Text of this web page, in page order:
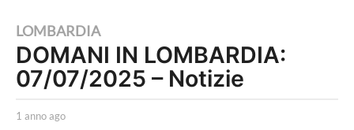
1
a
n
o
LOMBARDIA
DOMANI IN LOMBARDIA:
07/07/2025 – Notizie
b1 anno ago